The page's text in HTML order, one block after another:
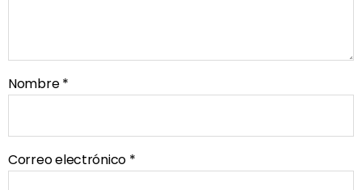
Nombre*
Correo electrónico *